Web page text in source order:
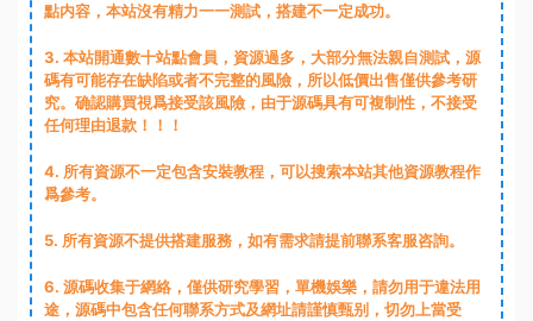
點内容，本站沒有精力一一測試，搭建不一定成功。
3. 本站開通數十站點會員，資源過多，大部分無法親自測試，源
碼有可能存在缺陷或者不完整的風險，所以低價出售僅供參考研
究。确認購買視爲接受該風險，由于源碼具有可複制性，不接受
任何理由退款！！！
4. 所有資源不一定包含安裝教程，可以搜索本站其他資源教程作
爲參考。
5. 所有資源不提供搭建服務，如有需求請提前聯系客服咨詢。
6. 源碼收集于網絡，僅供研究學習，單機娛樂，請勿用于違法用
途，源碼中包含任何聯系方式及網址請謹慎甄别，切勿上當受